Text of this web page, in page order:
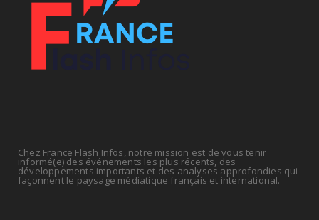
La rentrée sera-t-elle chaude dans la fonction
publique ? Le...
Chez France Flash Infos, notre mission est de vous tenir
informé(e) des événements les plus récents, des
développements importants et des analyses approfondies qui
façonnent le paysage médiatique français et international.